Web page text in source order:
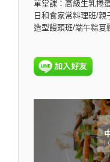
單堂課：高級生乳捲
日和食家常料理班/
造型饅頭班/端午粽夏